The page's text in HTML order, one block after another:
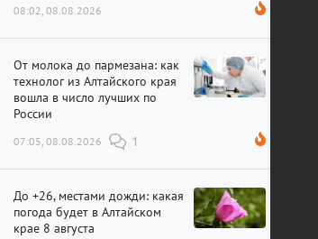
08:02, 08.08.2026
От молока до пармезана: как
технолог из Алтайского края
вошла в число лучших по
России
07:05, 08.08.2026 1
До +26, местами дожди: какая
погода будет в Алтайском
крае 8 августа